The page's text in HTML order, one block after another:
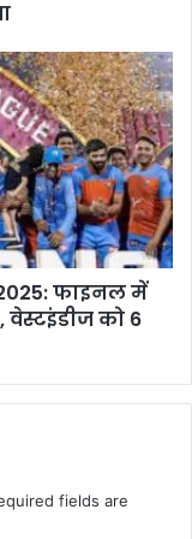
फाइनल में
वेस्टइंडीज को 6
fields are